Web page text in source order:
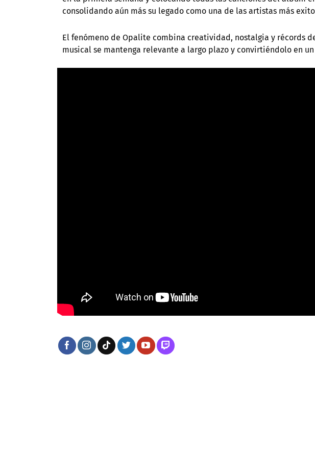
consolidando aún más su legado como una de las artistas más
El fenómeno de Opalite combina creatividad, nostalgia y récords
musical se mantenga relevante a largo plazo y convirtiéndolo en